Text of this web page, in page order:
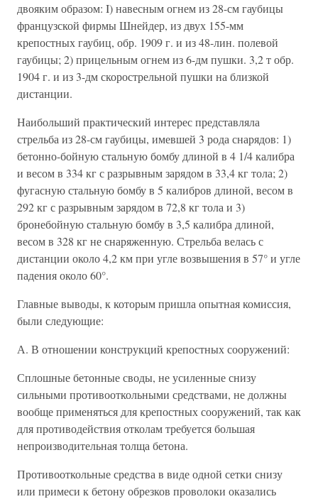
двояким образом: I) навесным огнем из 28-см гаубицы
французской фирмы Шнейдер, из двух 155-мм
крепостных гаубиц, обр. 1909 г. и из 48-лин. полевой
гаубицы; 2) прицельным огнем из 6-дм пушки. 3,2 т обр.
1904 г. и из 3-дм скорострельной пушки на близкой
дистанции.
Наибольший практический интерес представляла
стрельба из 28-см гаубицы, имевшей 3 рода снарядов: 1)
бетонно-бойную стальную бомбу длиной в 4 1/4 калибра
и весом в 334 кг с разрывным зарядом в 33,4 кг тола; 2)
фугасную стальную бомбу в 5 калибров длиной, весом в
292 кг с разрывным зарядом в 72,8 кг тола и 3)
бронебойную стальную бомбу в 3,5 калибра длиной,
весом в 328 кг не снаряженную. Стрельба велась с
дистанции около 4,2 км при угле возвышения в 57° и угле
падения около 60°.
Главные выводы, к которым пришла опытная комиссия,
были следующие:
А. В отношении конструкций крепостных сооружений:
Сплошные бетонные своды, не усиленные снизу
сильными противооткольными средствами, не должны
вообще применяться для крепостных сооружений, так как
для противодействия отколам требуется большая
непроизводительная толща бетона.
Противооткольные средства в виде одной сетки снизу
или примеси к бетону обрезков проволоки оказались